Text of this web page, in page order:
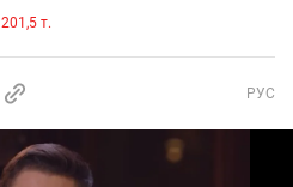
201,5 т.
РУС